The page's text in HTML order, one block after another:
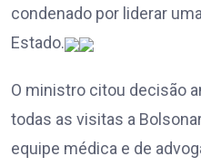
condenado por liderar
Estado.
O ministro citou decisão
todas as visitas a
equipe médica e de